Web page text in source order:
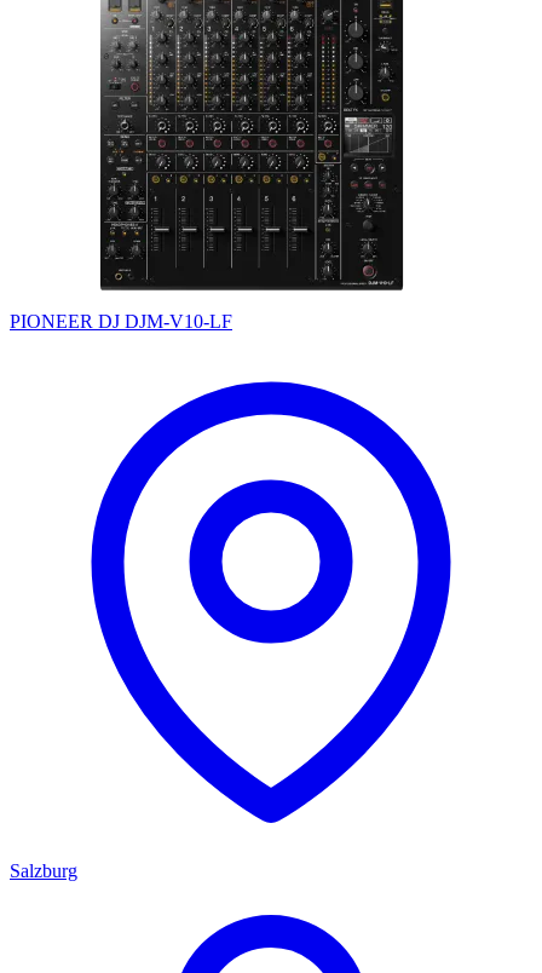
PIONEER DJ DJM-V10-LF
Salzburg